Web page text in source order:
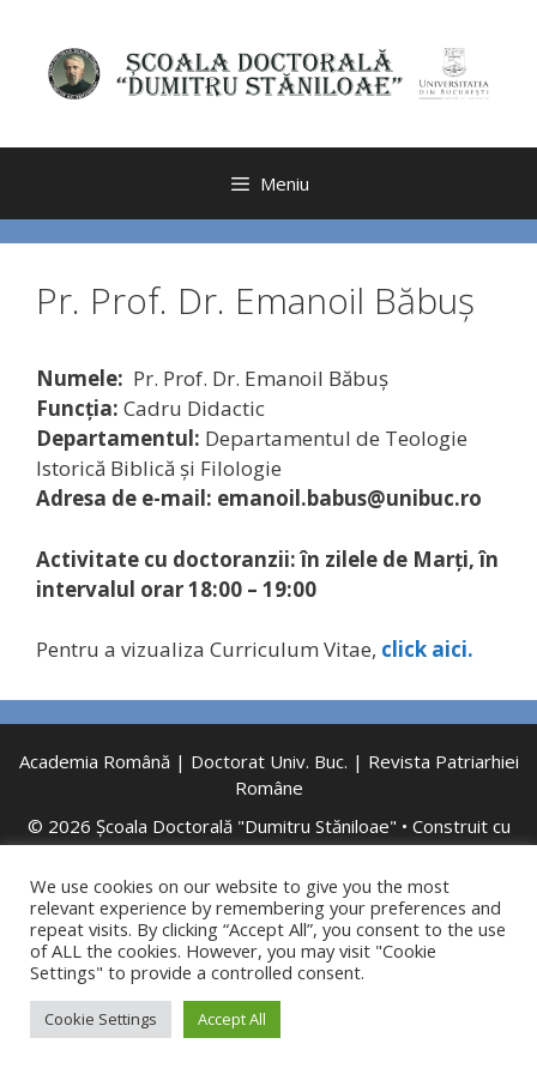
conținut
Meniu
Pr. Prof. Dr. Emanoil Băbuş
Numele: Pr. Prof. Dr. Emanoil Băbuş
Funcția: Cadru Didactic
Departamentul: Departamentul de Teologie
Istorică Biblică și Filologie
Adresa de e-mail: emanoil.babus@unibuc.ro
Activitate cu doctoranzii: în zilele de Marți, în
intervalul orar 18:00 – 19:00
Pentru a vizualiza Curriculum Vitae, click aici.
Academia Română| Doctorat Univ. Buc. | Revista Patriarhiei
Române
© 2026 Școala Doctorală "Dumitru Stăniloae" • Construit cu
GeneratePress
We use cookies on our website to give you the most
relevant experience by remembering your preferences and
repeat visits. By clicking “Accept All”, you consent to the use
of ALL the cookies. However, you may visit "Cookie
Settings" to provide a controlled consent.
Cookie Settings Accept All